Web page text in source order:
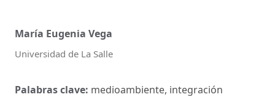
María Eugenia Vega
Universidad de La Salle
Palabras clave: medioambiente, integración